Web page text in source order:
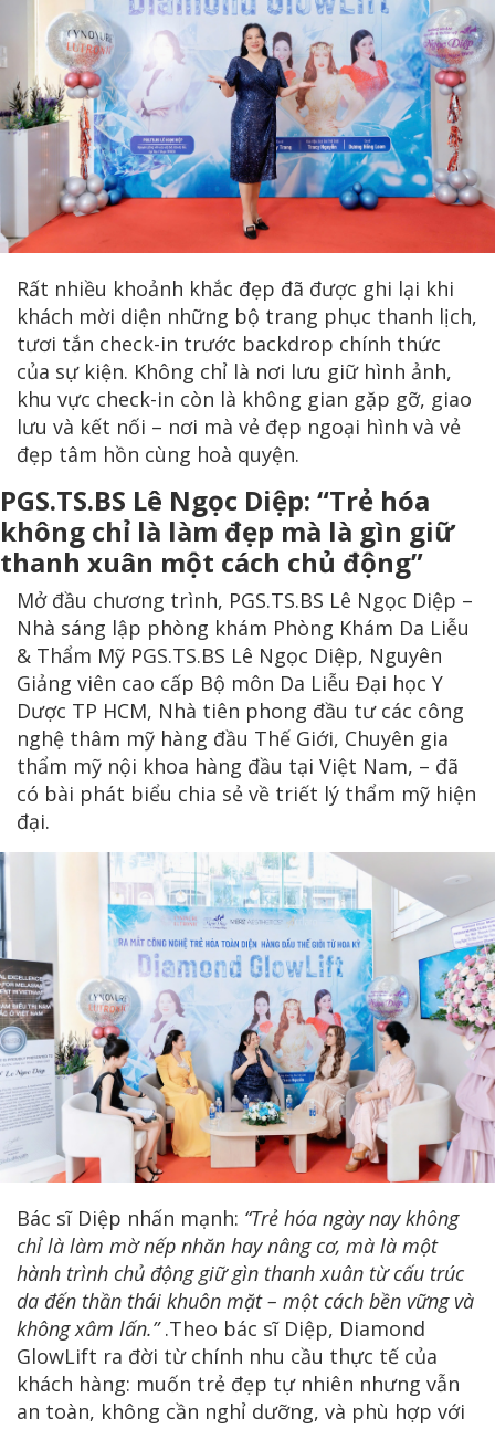
Rất nhiều khoảnh khắc đẹp đã được ghi lại khi
khách mời diện những bộ trang phục thanh lịch,
tươi tắn check-in trước backdrop chính thức
của sự kiện. Không chỉ là nơi lưu giữ hình ảnh,
khu vực check-in còn là không gian gặp gỡ, giao
lưu và kết nối – nơi mà vẻ đẹp ngoại hình và vẻ
đẹp tâm hồn cùng hoà quyện.
PGS.TS.BS Lê Ngọc Diệp: “Trẻ hóa
không chỉ là làm đẹp mà là gìn giữ
thanh xuân một cách chủ động”
Mở đầu chương trình, PGS.TS.BS Lê Ngọc Diệp –
Nhà sáng lập phòng khám Phòng Khám Da Liễu
& Thẩm Mỹ PGS.TS.BS Lê Ngọc Diệp, Nguyên
Giảng viên cao cấp Bộ môn Da Liễu Đại học Y
Dược TP HCM, Nhà tiên phong đầu tư các công
nghệ thâm mỹ hàng đầu Thế Giới, Chuyên gia
thẩm mỹ nội khoa hàng đầu tại Việt Nam, – đã
có bài phát biểu chia sẻ về triết lý thẩm mỹ hiện
đại.
Bác sĩ Diệp nhấn mạnh: “Trẻ hóa ngày nay không
chỉ là làm mờ nếp nhăn hay nâng cơ, mà là một
hành trình chủ động giữ gìn thanh xuân từ cấu trúc
da đến thần thái khuôn mặt – một cách bền vững và
không xâm lấn.”.Theo bác sĩ Diệp, Diamond
GlowLift ra đời từ chính nhu cầu thực tế của
khách hàng: muốn trẻ đẹp tự nhiên nhưng vẫn
an toàn, không cần nghỉ dưỡng, và phù hợp với